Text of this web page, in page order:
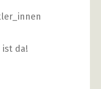
ist da!